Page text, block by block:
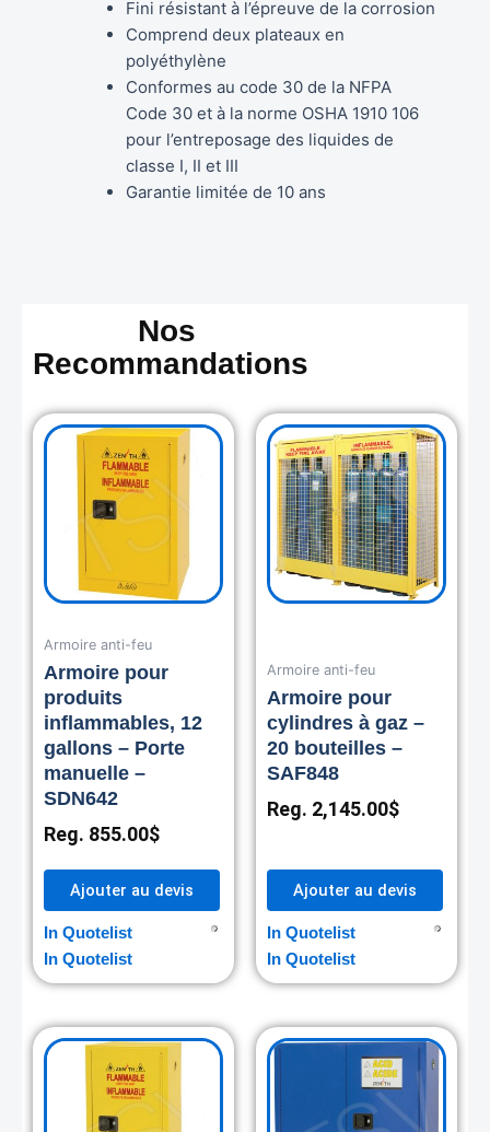
Fini résistant à l’épreuve de la corrosion
Comprend deux plateaux en
polyéthylène
Conformes au code 30 de la NFPA
Code 30 et à la norme OSHA 1910 106
pour l’entreposage des liquides de
classe I, II et III
Garantie limitée de 10 ans
Nos
Recommandations
Armoire anti-feu
Armoire pour
produits
inflammables, 12
gallons – Porte
manuelle –
SDN642
Reg. 855.00$
Ajouter au devis
In Quotelist
In Quotelist
Armoire anti-feu
Armoire pour
cylindres à gaz –
20 bouteilles –
SAF848
Reg. 2,145.00$
Ajouter au devis
In Quotelist
In Quotelist